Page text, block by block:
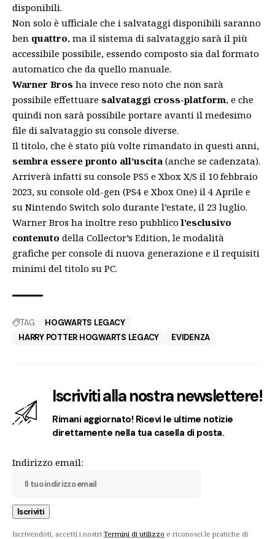
disponibili.
Non solo è ufficiale che i salvataggi disponibili saranno
ben quattro, ma il sistema di salvataggio sarà il più
accessibile possibile, essendo composto sia dal formato
automatico che da quello manuale.
Warner Bros ha invece reso noto che non sarà
possibile effettuare salvataggi cross-platform, e che
quindi non sarà possibile portare avanti il medesimo
file di salvataggio su console diverse.
Il titolo, che è stato più volte rimandato in questi anni,
sembra essere pronto all’uscita (anche se cadenzata).
Arriverà infatti su console PS5 e Xbox X/S il 10 febbraio
2023, su console old-gen (PS4 e Xbox One) il 4 Aprile e
su Nintendo Switch solo durante l’estate, il 23 luglio.
Warner Bros ha inoltre reso pubblicol’esclusivo
contenuto della Collector’s Edition, le modalità
grafiche per console di nuova generazione e il requisiti
minimi del titolo su PC.
TAG:
HOGWARTS LEGACY
HARRY POTTER HOGWARTS LEGACY
EVIDENZA
Iscriviti alla nostra newslettere!
Rimani aggiornato! Ricevi le ultime notizie
direttamente nella tua casella di posta.
Indirizzo email:
Iscrivendoti, accetti i nostri Termini di utilizzo e riconosci le pratiche di